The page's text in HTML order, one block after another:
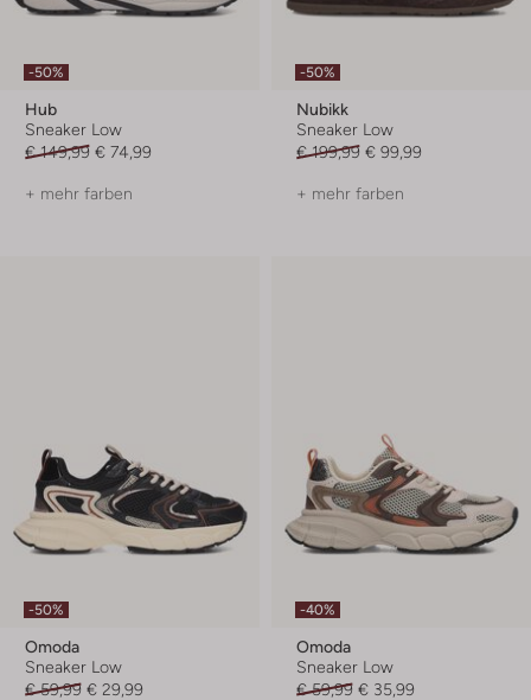
-50%
Hub
Sneaker Low
€ 149,99 € 74,99
+ mehr farben
-50%
Nubikk
Sneaker Low
€ 199,99 € 99,99
+ mehr farben
-50%
Omoda
Sneaker Low
€ 59,99 € 29,99
-40%
Omoda
Sneaker Low
€ 59,99 € 35,99